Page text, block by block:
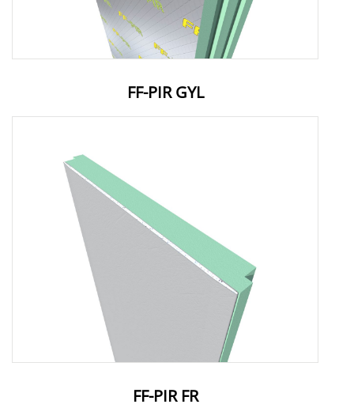
FF-PIR GYL
FF-PIR FR